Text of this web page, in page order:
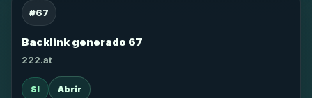
#67
Backlink generado 67
222.at
SI Abrir